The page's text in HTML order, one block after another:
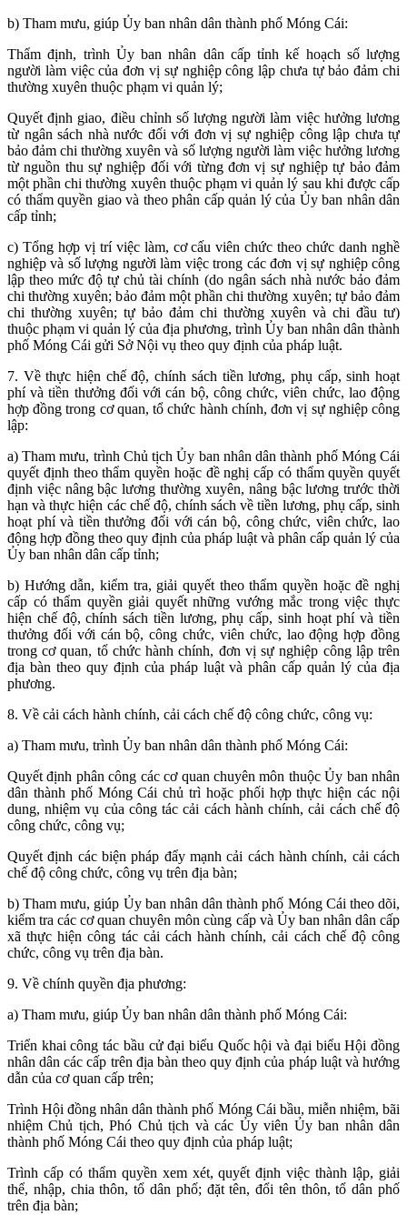
b) Tham mưu, giúp Ủy ban nhân dân thành phố Móng Cái:
Thẩm định, trình Ủy ban nhân dân cấp tỉnh kế hoạch số lượng
người làm việc của đơn vị sự nghiệp công lập chưa tự bảo đảm chi
thường xuyên thuộc phạm vi quản lý;
Quyết định giao, điều chỉnh số lượng người làm việc hưởng lương
từ ngân sách nhà nước đối với đơn vị sự nghiệp công lập chưa tự
bảo đảm chi thường xuyên và số lượng người làm việc hưởng lương
từ nguồn thu sự nghiệp đối với từng đơn vị sự nghiệp tự bảo đảm
một phần chi thường xuyên thuộc phạm vi quản lý sau khi được cấp
có thẩm quyền giao và theo phân cấp quản lý của Ủy ban nhân dân
cấp tỉnh;
c) Tổng hợp vị trí việc làm, cơ cấu viên chức theo chức danh nghề
nghiệp và số lượng người làm việc trong các đơn vị sự nghiệp công
lập theo mức độ tự chủ tài chính (do ngân sách nhà nước bảo đảm
chi thường xuyên; bảo đảm một phần chi thường xuyên; tự bảo đảm
chi thường xuyên; tự bảo đảm chi thường xuyên và chi đầu tư)
thuộc phạm vi quản lý của địa phương, trình Ủy ban nhân dân thành
phố Móng Cái gửi Sở Nội vụ theo quy định của pháp luật.
7. Về thực hiện chế độ, chính sách tiền lương, phụ cấp, sinh hoạt
phí và tiền thưởng đối với cán bộ, công chức, viên chức, lao động
hợp đồng trong cơ quan, tổ chức hành chính, đơn vị sự nghiệp công
lập:
a) Tham mưu, trình Chủ tịch Ủy ban nhân dân thành phố Móng Cái
quyết định theo thẩm quyền hoặc đề nghị cấp có thẩm quyền quyết
định việc nâng bậc lương thường xuyên, nâng bậc lương trước thời
hạn và thực hiện các chế độ, chính sách về tiền lương, phụ cấp, sinh
hoạt phí và tiền thưởng đối với cán bộ, công chức, viên chức, lao
động hợp đồng theo quy định của pháp luật và phân cấp quản lý của
Ủy ban nhân dân cấp tỉnh;
b) Hướng dẫn, kiểm tra, giải quyết theo thẩm quyền hoặc đề nghị
cấp có thẩm quyền giải quyết những vướng mắc trong việc thực
hiện chế độ, chính sách tiền lương, phụ cấp, sinh hoạt phí và tiền
thưởng đối với cán bộ, công chức, viên chức, lao động hợp đồng
trong cơ quan, tổ chức hành chính, đơn vị sự nghiệp công lập trên
địa bàn theo quy định của pháp luật và phân cấp quản lý của địa
phương.
8. Về cải cách hành chính, cải cách chế độ công chức, công vụ:
a) Tham mưu, trình Ủy ban nhân dân thành phố Móng Cái:
Quyết định phân công các cơ quan chuyên môn thuộc Ủy ban nhân
dân thành phố Móng Cái chủ trì hoặc phối hợp thực hiện các nội
dung, nhiệm vụ của công tác cải cách hành chính, cải cách chế độ
công chức, công vụ;
Quyết định các biện pháp đẩy mạnh cải cách hành chính, cải cách
chế độ công chức, công vụ trên địa bàn;
b) Tham mưu, giúp Ủy ban nhân dân thành phố Móng Cái theo dõi,
kiểm tra các cơ quan chuyên môn cùng cấp và Ủy ban nhân dân cấp
xã thực hiện công tác cải cách hành chính, cải cách chế độ công
chức, công vụ trên địa bàn.
9. Về chính quyền địa phương:
a) Tham mưu, giúp Ủy ban nhân dân thành phố Móng Cái:
Triển khai công tác bầu cử đại biểu Quốc hội và đại biểu Hội đồng
nhân dân các cấp trên địa bàn theo quy định của pháp luật và hướng
dẫn của cơ quan cấp trên;
Trình Hội đồng nhân dân thành phố Móng Cái bầu, miễn nhiệm, bãi
nhiệm Chủ tịch, Phó Chủ tịch và các Ủy viên Ủy ban nhân dân
thành phố Móng Cái theo quy định của pháp luật;
Trình cấp có thẩm quyền xem xét, quyết định việc thành lập, giải
thể, nhập, chia thôn, tổ dân phố; đặt tên, đổi tên thôn, tổ dân phố
trên địa bàn;